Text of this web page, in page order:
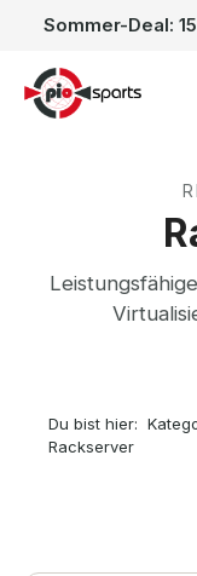
Zum Hauptinhalt
Du bist hier:
Rackserver